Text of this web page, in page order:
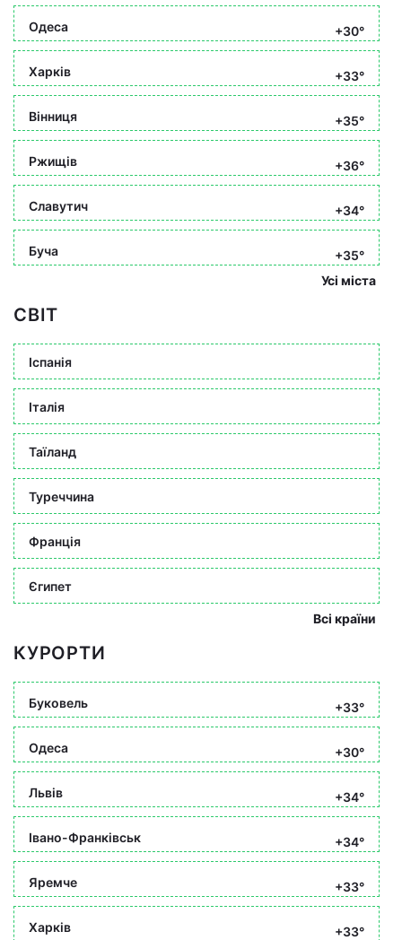
Одеса +30°
Харків +33°
Вінниця +35°
Ржищів +36°
Славутич +34°
Буча
+35°
Усі міста
СВІТ
Іспанія
Італія
Таїланд
Туреччина
Франція
Єгипет
Всі країни
КУРОРТИ
Буковель +33°
Одеса +30°
Львів +34°
Івано-Франківськ +34°
Яремче +33°
Харків
+33°